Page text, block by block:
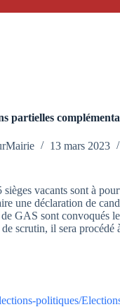
partielles
13 mars 2023
vacants sont à
une déclaration de
GAS sont convoqués
scrutin, il sera procédé
politiques/